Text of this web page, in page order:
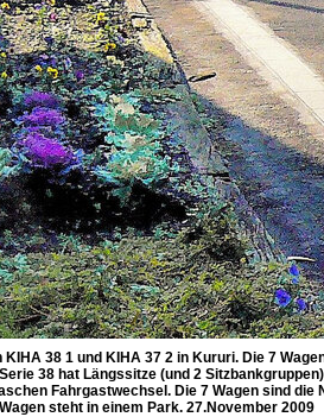
38 1 und KIHA 37 2 in Kururi. Die 7
38 hat Längssitze (und 2
Fahrgastwechsel. Die 7 Wagen sind die
steht in einem Park. 27.November 2009